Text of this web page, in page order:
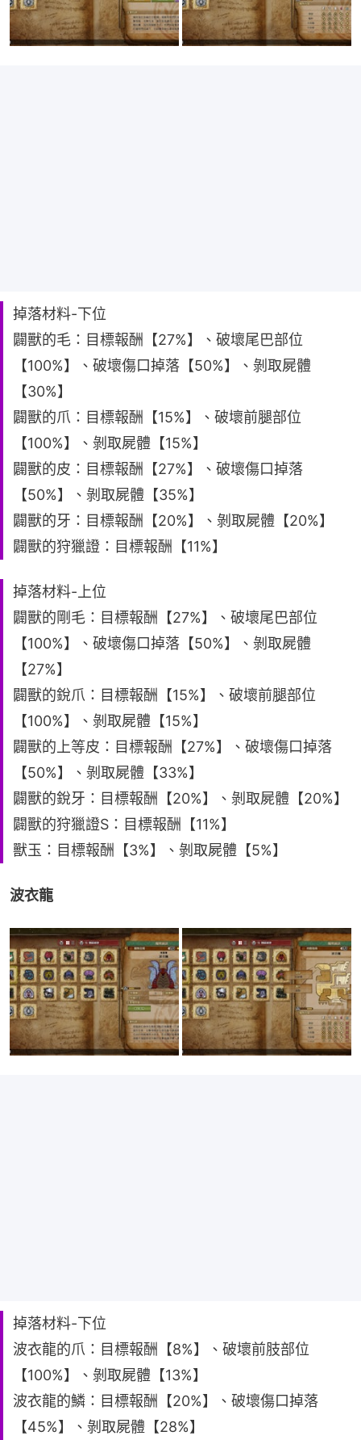
掉落材料-下位
闢獸的毛：目標報酬【27%】、破壞尾巴部位
【100%】、破壞傷口掉落【50%】、剝取屍體
【30%】
闢獸的爪：目標報酬【15%】、破壞前腿部位
【100%】、剝取屍體【15%】
闢獸的皮：目標報酬【27%】、破壞傷口掉落
【50%】、剝取屍體【35%】
闢獸的牙：目標報酬【20%】、剝取屍體【20%】
闢獸的狩獵證：目標報酬【11%】
掉落材料-上位
闢獸的剛毛：目標報酬【27%】、破壞尾巴部位
【100%】、破壞傷口掉落【50%】、剝取屍體
【27%】
闢獸的銳爪：目標報酬【15%】、破壞前腿部位
【100%】、剝取屍體【15%】
闢獸的上等皮：目標報酬【27%】、破壞傷口掉落
【50%】、剝取屍體【33%】
闢獸的銳牙：目標報酬【20%】、剝取屍體【20%】
闢獸的狩獵證S：目標報酬【11%】
獸玉：目標報酬【3%】、剝取屍體【5%】
波衣龍
掉落材料-下位
波衣龍的爪：目標報酬【8%】、破壞前肢部位
【100%】、剝取屍體【13%】
波衣龍的鱗：目標報酬【20%】、破壞傷口掉落
【45%】、剝取屍體【28%】